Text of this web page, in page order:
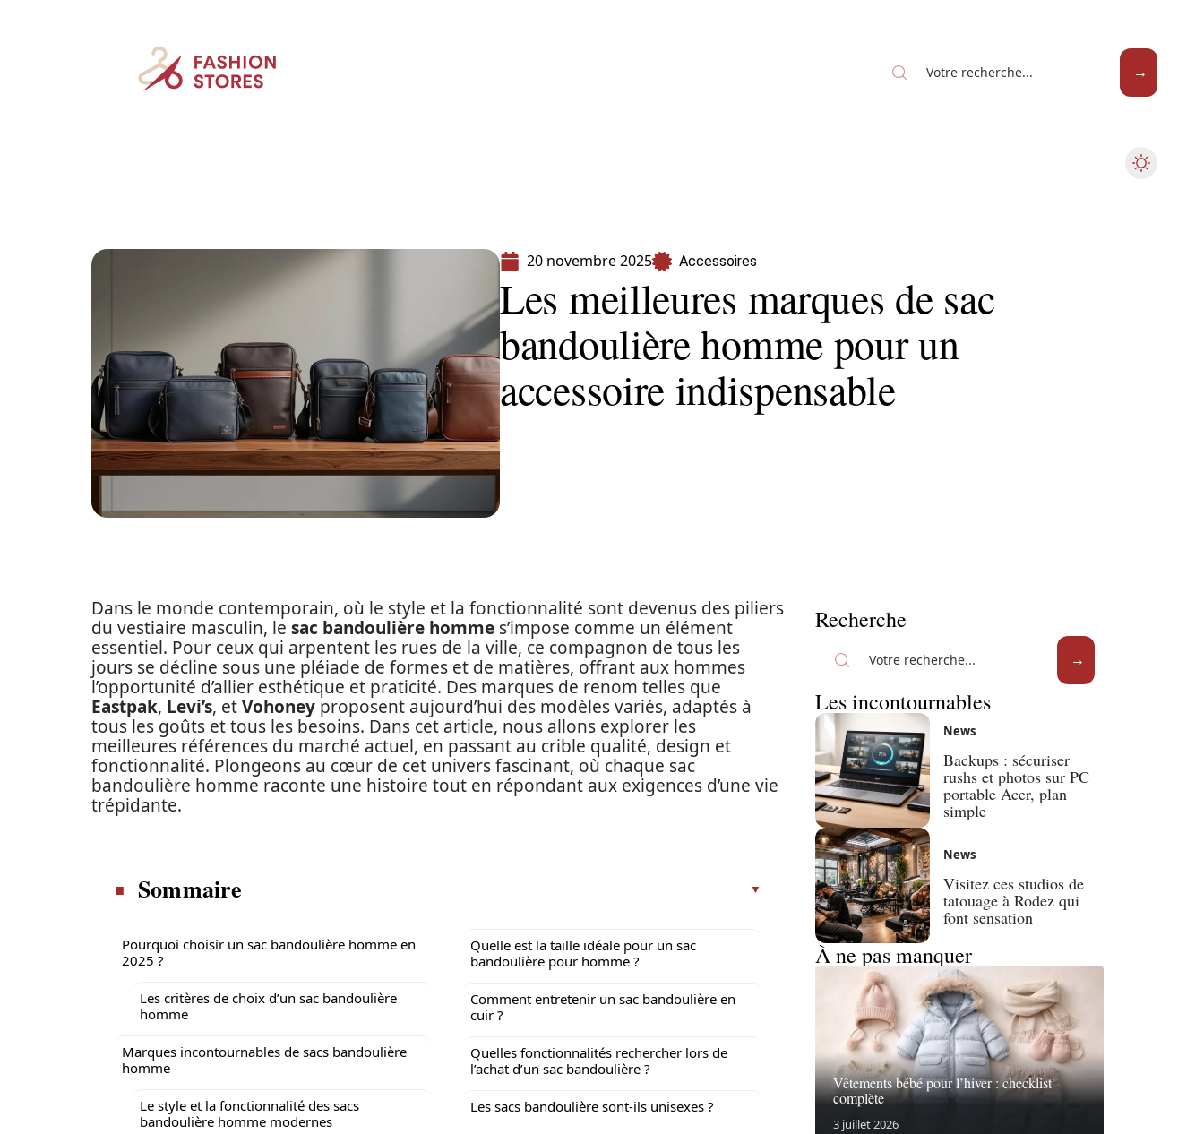
20 novembre 2025 Accessoires
Les meilleures marques de sac
bandoulière homme pour un
accessoire indispensable
Dans le monde contemporain, où le style et la fonctionnalité sont devenus des piliers
du vestiaire masculin, le sac bandoulière homme s’impose comme un élément
essentiel. Pour ceux qui arpentent les rues de la ville, ce compagnon de tous les
jours se décline sous une pléiade de formes et de matières, offrant aux hommes
l’opportunité d’allier esthétique et praticité. Des marques de renom telles que
Eastpak, Levi’s, etVohoney proposent aujourd’hui des modèles variés, adaptés à
tous les goûts et tous les besoins. Dans cet article, nous allons explorer les
meilleures références du marché actuel, en passant au crible qualité, design et
fonctionnalité. Plongeons au cœur de cet univers fascinant, où chaque sac
bandoulière homme raconte une histoire tout en répondant aux exigences d’une vie
trépidante.
Sommaire
Pourquoi choisir un sac bandoulière homme en
2025 ?
Les critères de choix d’un sac bandoulière
homme
Marques incontournables de sacs bandoulière
homme
Le style et la fonctionnalité des sacs
bandoulière homme modernes
Quelle est la taille idéale pour un sac
bandoulière pour homme ?
Comment entretenir un sac bandoulière en
cuir ?
Quelles fonctionnalités rechercher lors de
l’achat d’un sac bandoulière ?
Les sacs bandoulière sont-ils unisexes ?
Recherche
Les incontournables
News
Backups : sécuriser
rushs et photos sur PC
portable Acer, plan
simple
News
Visitez ces studios de
tatouage à Rodez qui
font sensation
À ne pas manquer
Vêtements bébé pour l’hiver : checklist
complète
3 juillet 2026